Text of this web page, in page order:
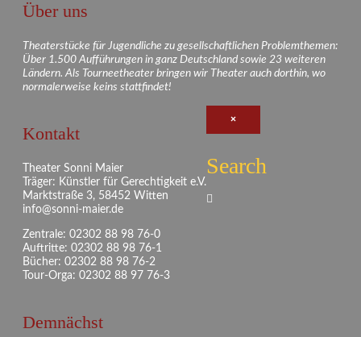
Über uns
Theaterstücke für Jugendliche zu gesellschaftlichen Problemthemen:
Über 1.500 Aufführungen in ganz Deutschland sowie 23 weiteren
Ländern. Als Tourneetheater bringen wir Theater auch dorthin, wo
normalerweise keins stattfindet!
Kontakt
Theater Sonni Maier
Träger: Künstler für Gerechtigkeit e.V.
Marktstraße 3, 58452 Witten
info@sonni-maier.de
Zentrale: 02302 88 98 76-0
Auftritte: 02302 88 98 76-1
Bücher: 02302 88 98 76-2
Tour-Orga: 02302 88 97 76-3
Demnächst
×
Search